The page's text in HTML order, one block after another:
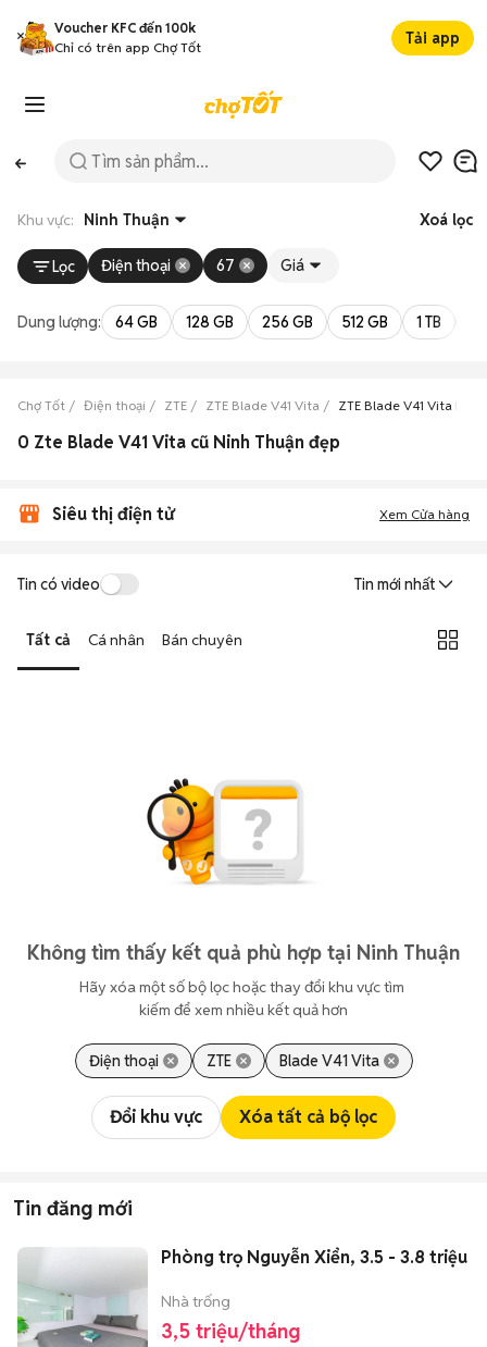
Voucher KFC đến 100k
Chỉ có trên app Chợ Tốt
Tải app
Khu vực: Ninh Thuận Xoá lọc
Lọc Điện thoại 67 Giá
Dung lượng: 64 GB 128 GB 256 GB 512 GB 1 TB
Chợ Tốt Điện thoại ZTE ZTE Blade V41 Vita ZTE Blade V41 Vita Ninh
0 Zte Blade V41 Vita cũ Ninh Thuận đẹp
Siêu thị điện tử Xem Cửa hàng
Tin có video Tin mới nhất
Tất cả Cá nhân Bán chuyên
Không tìm thấy kết quả phù hợp tại Ninh Thuận
Hãy xóa một số bộ lọc hoặc thay đổi khu vực tìm
kiếm để xem nhiều kết quả hơn
Điện thoại ZTE Blade V41 Vita
Đổi khu vực Xóa tất cả bộ lọc
Tin đăng mới
Phòng trọ Nguyễn Xiển, 3.5 - 3.8 triệu
Nhà trống
3,5 triệu/tháng